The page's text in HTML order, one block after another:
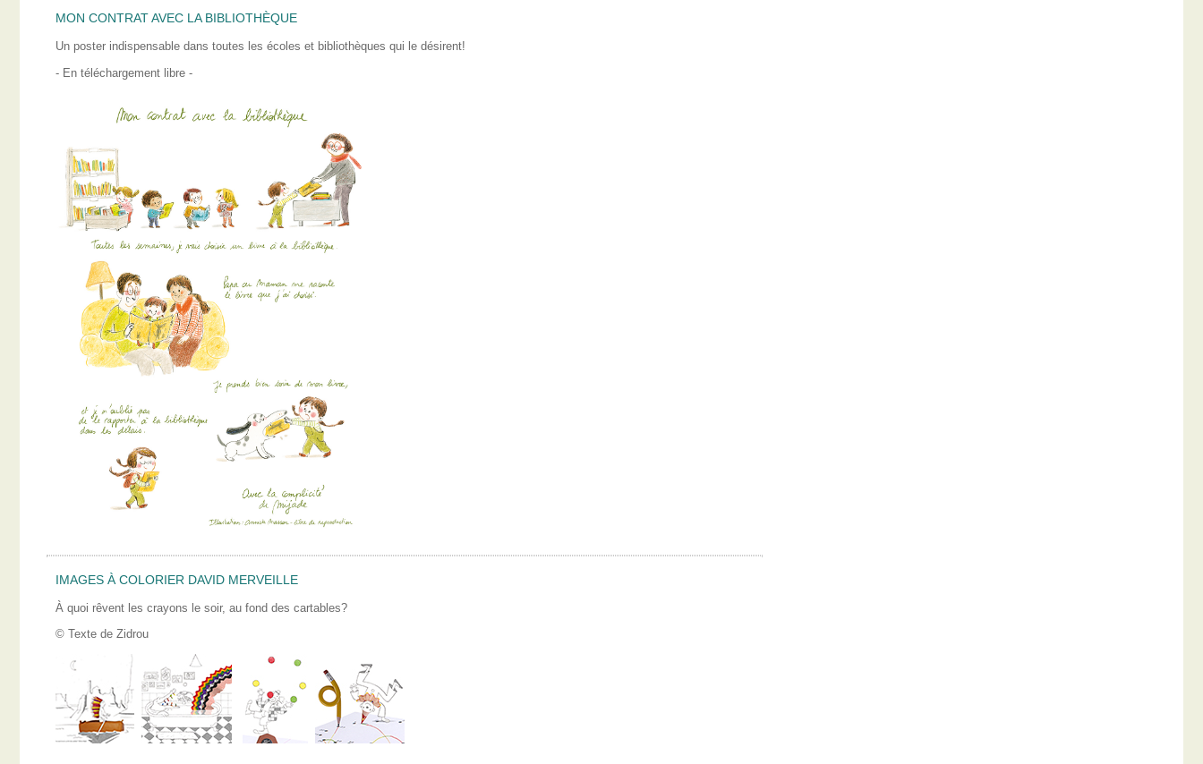
MON CONTRAT AVEC LA BIBLIOTHÈQUE
Un poster indispensable dans toutes les écoles et bibliothèques qui le désirent!
- En téléchargement libre -
IMAGES À COLORIER DAVID MERVEILLE
À quoi rêvent les crayons le soir, au fond des cartables?
© Texte de Zidrou